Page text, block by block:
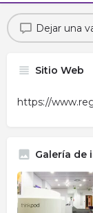
Dejar una
Sitio Web
https://
Galería de